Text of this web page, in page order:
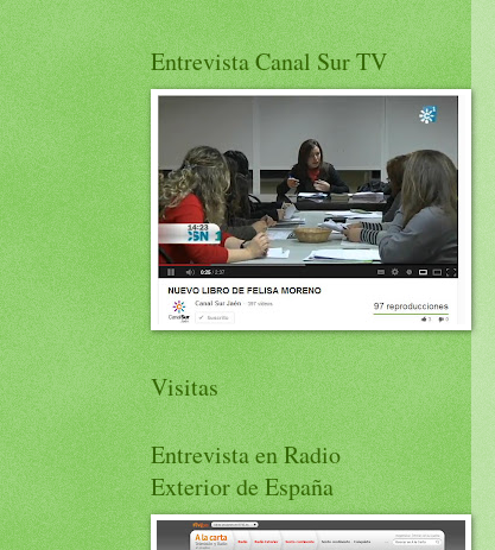
Entrevista Canal Sur TV
Visitas
Entrevista en Radio
Exterior de España